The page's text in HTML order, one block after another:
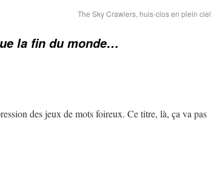
The Sky Crawlers, huis-clos en plein ciel
la fin du monde…
des jeux de mots foireux. Ce titre, là, ça va pas